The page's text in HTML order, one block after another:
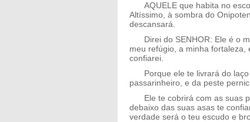
AQUELE que habita no
Altíssimo, à sombra do
descansará.
Direi do SENHOR: Ele é o
meu refúgio, a minha fortaleza,
confiarei.
Porque ele te livrará do
passarinheiro, e da peste
Ele te cobrirá com as suas
debaixo das suas asas te
verdade será o teu escudo e